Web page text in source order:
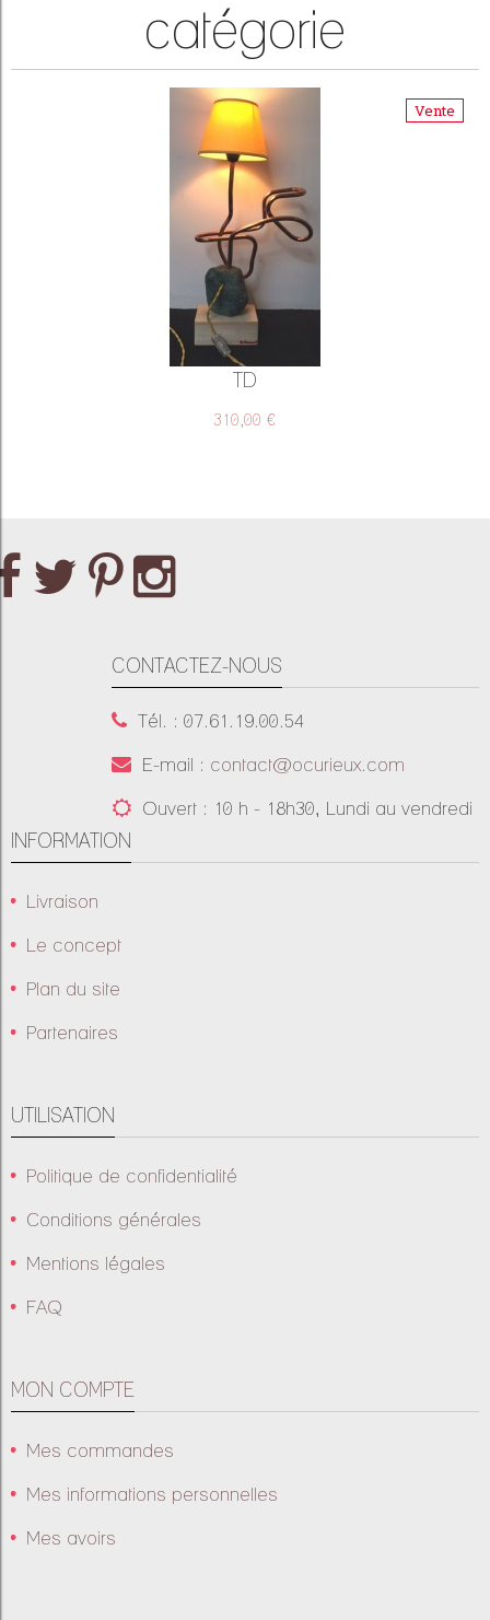
catégorie
Vente
TD
310,00 €
CONTACTEZ-NOUS
Tél. : 07.61.19.00.54
E-mail : contact@ocurieux.com
Ouvert : 10 h - 18h30, Lundi au vendredi
INFORMATION
Livraison
Le concept
Plan du site
Partenaires
UTILISATION
Politique de confidentialité
Conditions générales
Mentions légales
FAQ
MON COMPTE
Mes commandes
Mes informations personnelles
Mes avoirs